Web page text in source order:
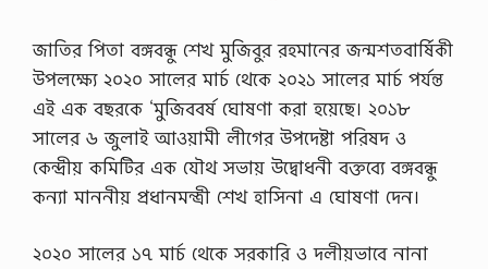
জাতির পিতা বঙ্গবন্ধু শেখ মুজিবুর রহমানের জন্মশতবার্ষিকী
উপলক্ষ্যে ২০২০ সালের মার্চ থেকে ২০২১ সালের মার্চ পর্যন্ত
এই এক বছরকে ‘মুজিববর্ষ ঘােষণা করা হয়েছে। ২০১৮
সালের ৬ জুলাই আওয়ামী লীগের উপদেষ্টা পরিষদ ও
কেন্দ্রীয় কমিটির এক যৌথ সভায় উদ্বোধনী বক্তব্যে বঙ্গবন্ধু
কন্যা মাননীয় প্রধানমন্ত্রী শেখ হাসিনা এ ঘােষণা দেন।
২০২০ সালের ১৭ মার্চ থেকে সরকারি ও দলীয়ভাবে নানা